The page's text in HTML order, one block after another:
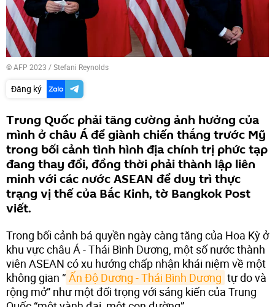
© AFP 2023 / Stefani Reynolds
Đăng ký
Trung Quốc phải tăng cường ảnh hưởng của
mình ở châu Á để giành chiến thắng trước Mỹ
trong bối cảnh tình hình địa chính trị phức tạp
đang thay đổi, đồng thời phải thành lập liên
minh với các nước ASEAN để duy trì thực
trạng vị thế của Bắc Kinh, tờ Bangkok Post
viết.
Trong bối cảnh bá quyền ngày càng tăng của Hoa Kỳ ở
khu vực châu Á - Thái Bình Dương, một số nước thành
viên ASEAN có xu hướng chấp nhận khái niệm về một
không gian “ Ấn Độ Dương - Thái Bình Dương tự do và
rộng mở” như một đối trọng với sáng kiến​​ của Trung